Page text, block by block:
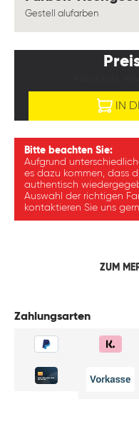
Gestell alufarben
IN
Bitte beachten Sie:
Aufgrund
es dazu kommen, dass
authentisch
Auswahl der richtigen
kontaktieren Sie uns
ZUM
Zahlungsarten